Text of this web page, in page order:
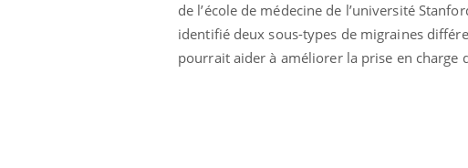
de l’école de médecine de l’université
identifié deux sous-types de migraines
pourrait aider à améliorer la prise en charge
Allergies alimentaires :
une nouvelle arme contre
les réactions sévères